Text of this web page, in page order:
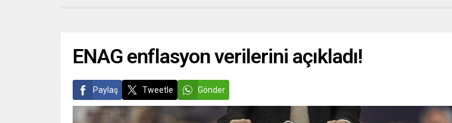
ENAG enflasyon verilerini açıkladı!
Paylaş Tweetle Gönder